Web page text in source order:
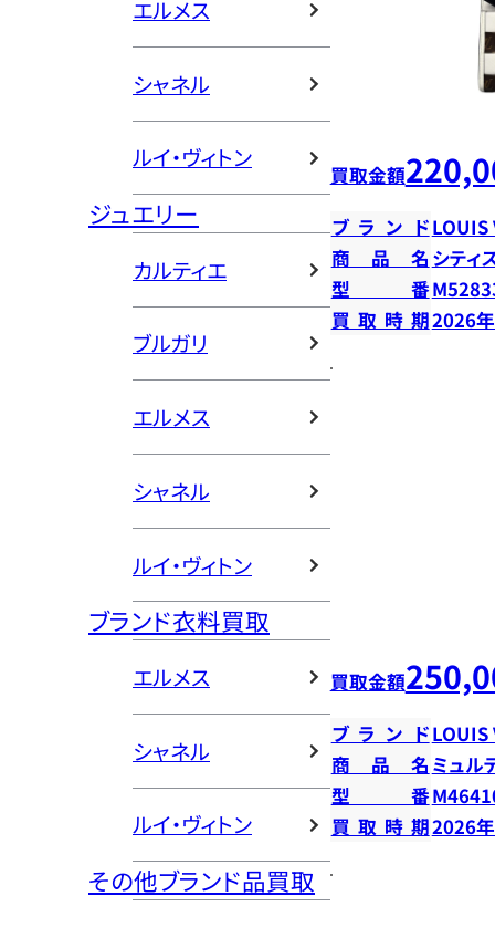
エルメス
シャネル
ルイ・ヴィトン
ジュエリー
カルティエ
ブルガリ
エルメス
シャネル
ルイ・ヴィトン
ブランド衣料買取
エルメス
シャネル
ルイ・ヴィトン
その他ブランド品買取
買取金額
ブランドLOUIS
商品名 シティ
型番
買取時期2026
買取金額
ブランドLOUIS
商品名 ミュル
型番
買取時期2026